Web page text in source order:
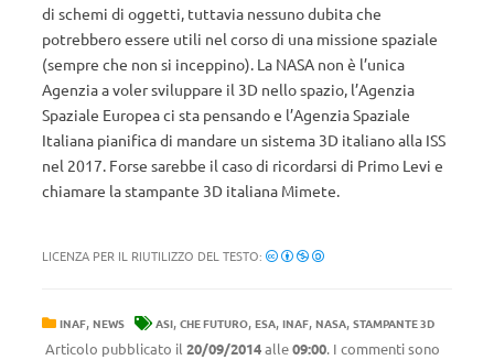
di schemi di oggetti, tuttavia nessuno dubita che
potrebbero essere utili nel corso di una missione spaziale
(sempre che non si inceppino). La NASA non è l’unica
Agenzia a voler sviluppare il 3D nello spazio, l’Agenzia
Spaziale Europea ci sta pensando e l’Agenzia Spaziale
Italiana pianifica di mandare un sistema 3D italiano alla ISS
nel 2017. Forse sarebbe il caso di ricordarsi di Primo Levi e
chiamare la stampante 3D italiana Mimete.
LICENZA PER IL RIUTILIZZO DEL TESTO:
INAF, NEWS ASI, CHE FUTURO, ESA, INAF, NASA, STAMPANTE 3D
Articolo pubblicato il 20/09/2014alle09:00. I commenti sono